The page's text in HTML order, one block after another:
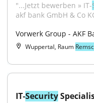
"...Jetzt bewerben » IT-
akf bank GmbH & Co
Vorwerk Group - AKF
Wuppertal, Raum
IT-Security